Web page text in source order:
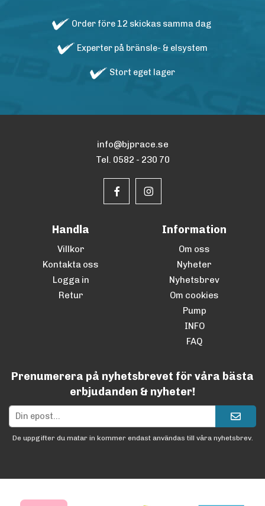
Order före 12 skickas samma dag
Experter på bränsle- & elsystem
Stort eget lager
info@bjprace.se
Tel. 0582 - 230 70
Handla
Villkor
Kontakta oss
Logga in
Retur
Information
Om oss
Nyheter
Nyhetsbrev
Om cookies
Pump
INFO
FAQ
Prenumerera på nyhetsbrevet för våra bästa
erbjudanden & nyheter!
De uppgifter du matar in kommer endast användas till våra nyhetsbrev.